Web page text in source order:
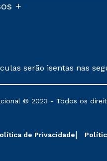
+
serão isentas nas
institucionais
© 2023 - Todos os
de Privacidade